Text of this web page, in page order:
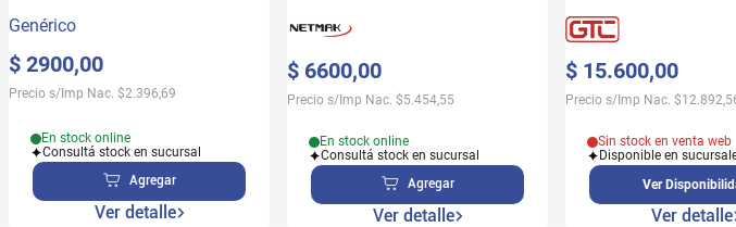
Genérico
$ 2900,00
Precio s/Imp Nac. $2.396,69
En stock online
Consultá stock en sucursal
Agregar
Ver detalle
$ 6600,00
Precio s/Imp Nac. $5.454,55
En stock online
Consultá stock en sucursal
Agregar
Ver detalle
$ 15.600,00
Precio s/Imp Nac. $
Sin stock en venta web
Disponible en
Ver
Ver detalle